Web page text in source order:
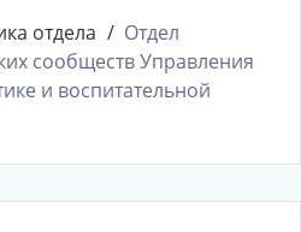
отдела
Отдел
сообществ Управления
и воспитательной